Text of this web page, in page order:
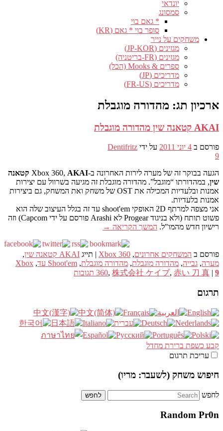
יונדאי
סמסונג
* גאם בוי
סופר בוי * גאם (KR)
משחקים על נייר
מגזינים (JP-KOR)
מגזינים (FR-בריטניה)
ספרים & Mooks (הכל)
מדריכים (JP)
מדריכים (FR-US)
ארכיון תג: מהדורה מוגבלת
AKAI קטאנה שין מהדורה מוגבלת
פורסם ב 4 יוני 2011 על ידי Dentifritz
9
הגעה בבוקר זה של מערה לירות האחרונה ב-Xbox 360,
AKAI קטאנה
שין, במהדורתו “מוגבל”. מהדורה מוגבלת זה מגיעה בשרוול עם יצירות
אמנות ובלעדיות המכילה את OST של משחק ואת המשחק, גם ביצירות
אמנות בלעדיות.
אני מצפה למרתף 2D האופקי shoot'em עד זה בגלל העיצוב שלה הוא
פשוט תותח (ולא בניגוד Progear לא Arashi פורסם על ידי Capcom) וזה
רישיון חדש מהמו"ל. המשך הקריאה →
פורסם ב המשחקים אחרונים,
Xbox 360
| תייג AKAI קטאנה שין
,
מערה, גבייה, מהדורה מוגבלת, מהדורה מוגבלת, Shoot'em עד ,
Xbox
360, 株式会社 ケイブ, 赤い 刀 真 | 9 תגובות
תרגום
קבע כשפת ברירת מחדל
עריכת תרגום
חיפוש משחק (לשעבר: מריו)
לחפש
Random Pr0n